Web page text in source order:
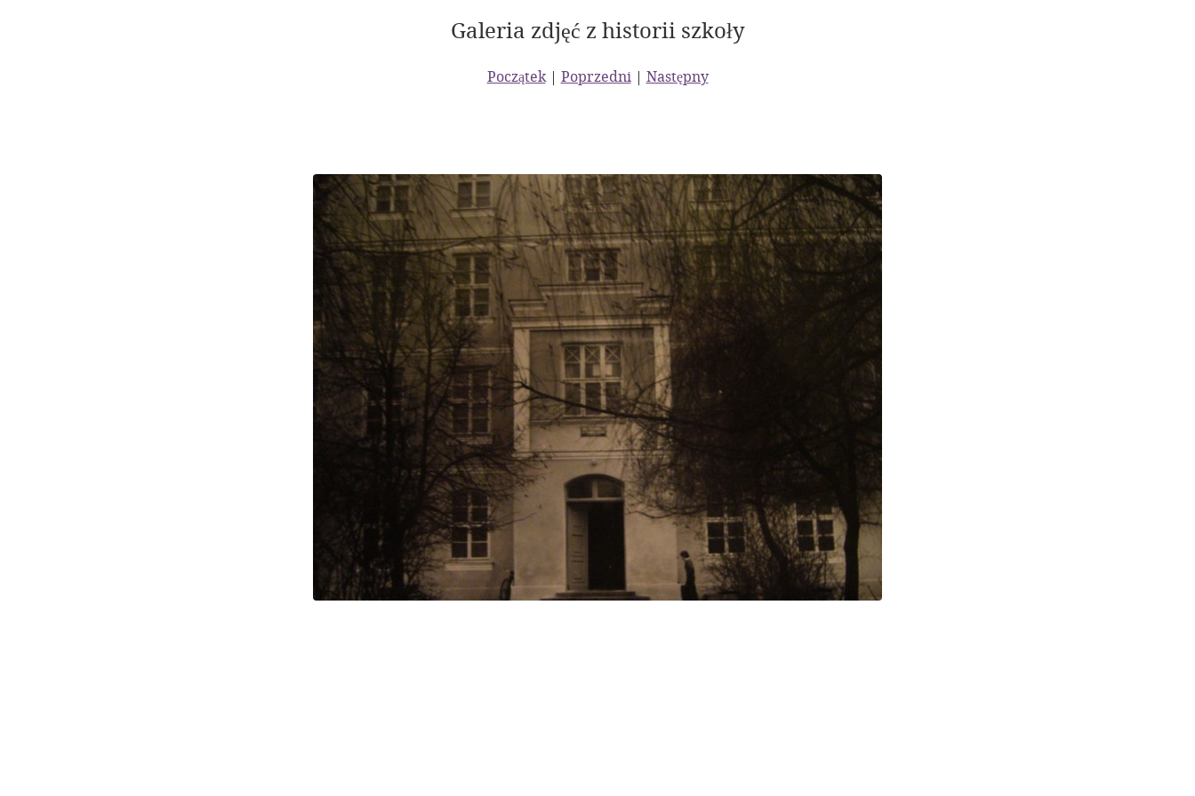
Galeria zdjęć z historii szkoły
Początek| Poprzedni | Następny